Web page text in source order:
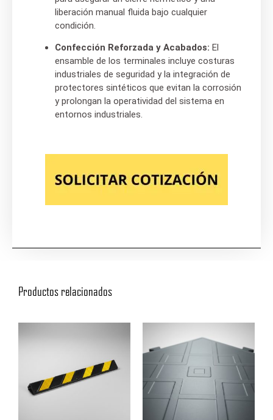
liberación manual fluida bajo cualquier
condición.
Confección Reforzada y Acabados: El
ensamble de los terminales incluye costuras
industriales de seguridad y la integración de
protectores sintéticos que evitan la corrosión
y prolongan la operatividad del sistema en
entornos industriales.
Productos relacionados